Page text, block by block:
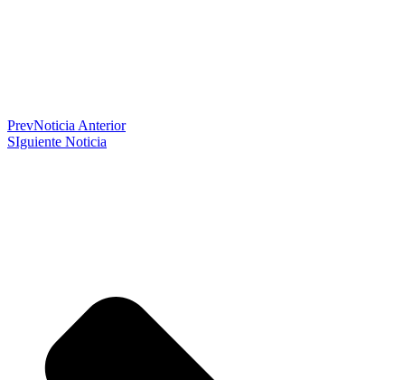
PrevNoticia Anterior
SIguiente Noticia